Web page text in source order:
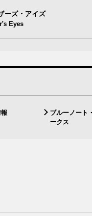
ーズ・アイズ
Eyes
ブルーノート
ークス